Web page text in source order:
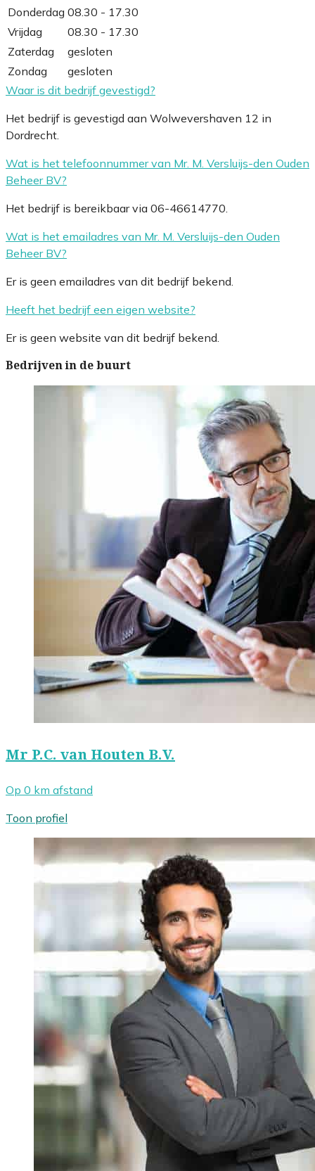
Donderdag 08.30 - 17.30
Vrijdag
08.30 - 17.30
Zaterdag
gesloten
Zondag
gesloten
Waar is dit bedrijf gevestigd?
Het bedrijf is gevestigd aan Wolwevershaven 12 in
Dordrecht.
Wat is het telefoonnummer van Mr. M. Versluijs-den Ouden
Beheer BV?
Het bedrijf is bereikbaar via 06-46614770.
Wat is het emailadres van Mr. M. Versluijs-den Ouden
Beheer BV?
Er is geen emailadres van dit bedrijf bekend.
Heeft het bedrijf een eigen website?
Er is geen website van dit bedrijf bekend.
Bedrijven in de buurt
Mr P.C. van Houten B.V.
Op 0 km afstand
Toon profiel